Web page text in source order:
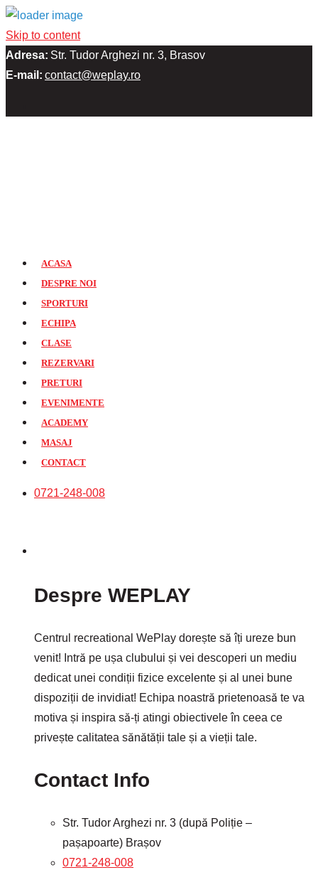
Skip to content
Adresa: Str. Tudor Arghezi nr. 3, Brasov
E-mail: contact@weplay.ro
ACASA
DESPRE NOI
SPORTURI
ECHIPA
CLASE
REZERVARI
PRETURI
EVENIMENTE
ACADEMY
MASAJ
CONTACT
0721-248-008
Despre WEPLAY
Centrul recreational WePlay dorește să îți ureze bun
venit! Intră pe ușa clubului și vei descoperi un mediu
dedicat unei condiții fizice excelente și al unei bune
dispoziții de invidiat! Echipa noastră prietenoasă te va
motiva și inspira să-ți atingi obiectivele în ceea ce
privește calitatea sănătății tale și a vieții tale.
Contact Info
Str. Tudor Arghezi nr. 3 (după Poliție –
pașapoarte) Brașov
0721-248-008